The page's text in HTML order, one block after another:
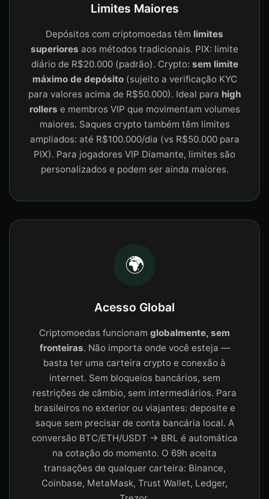
Limites Maiores
Depósitos com criptomoedas têm limites
superiores aos métodos tradicionais. PIX: limite
diário de R$20.000 (padrão). Crypto: sem limite
máximo de depósito(sujeito a verificação KYC
para valores acima de R$50.000). Ideal para high
rollers e membros VIP que movimentam volumes
maiores. Saques crypto também têm limites
ampliados: até R$100.000/dia (vs R$50.000 para
PIX). Para jogadores VIP Diamante, limites são
personalizados e podem ser ainda maiores.
🌍
Acesso Global
Criptomoedas funcionam globalmente, sem
fronteiras. Não importa onde você esteja —
basta ter uma carteira crypto e conexão à
internet. Sem bloqueios bancários, sem
restrições de câmbio, sem intermediários. Para
brasileiros no exterior ou viajantes: deposite e
saque sem precisar de conta bancária local. A
conversão BTC/ETH/USDT → BRL é automática
na cotação do momento. O 69h aceita
transações de qualquer carteira: Binance,
Coinbase, MetaMask, Trust Wallet, Ledger,